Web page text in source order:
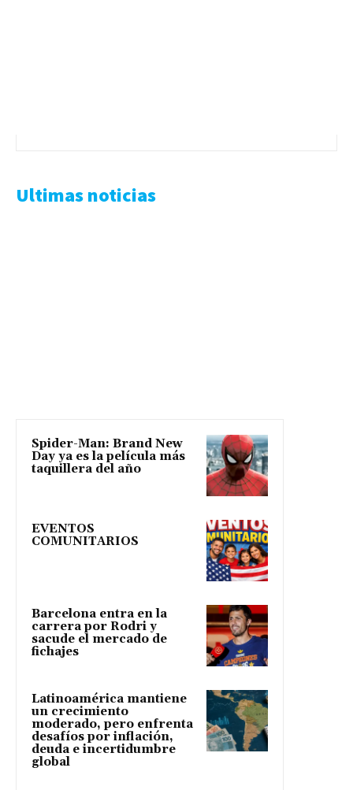
Ultimas noticias
Spider-Man: Brand New
Day ya es la película más
taquillera del año
EVENTOS
COMUNITARIOS
Barcelona entra en la
carrera por Rodri y
sacude el mercado de
fichajes
Latinoamérica mantiene
un crecimiento
moderado, pero enfrenta
desafíos por inflación,
deuda e incertidumbre
global